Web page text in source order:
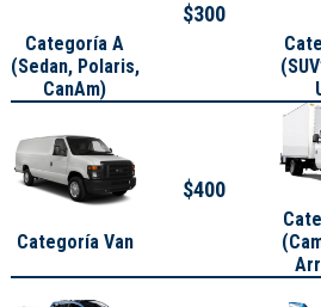
Categoría A
(Sedan, Polaris,
CanAm)
$300
Categoría Van
$400